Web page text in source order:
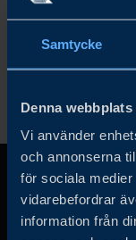
Samtycke
Denna
Vi använder
och annonserna
för sociala
vidarebefordrar
information från